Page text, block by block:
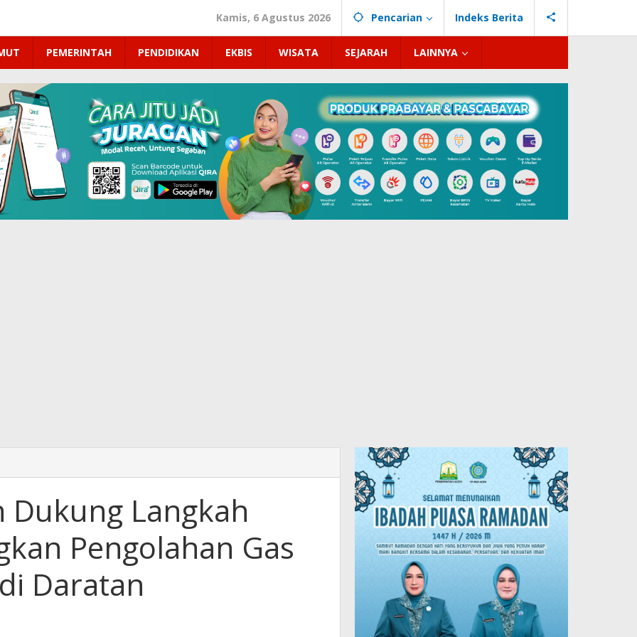
Kamis, 6 Agustus 2026 Pencarian Indeks Berita
PEMERINTAH PENDIDIKAN EKBIS WISATA SEJARAH LAINNYA
Dukung Langkah
Pengolahan Gas
Daratan